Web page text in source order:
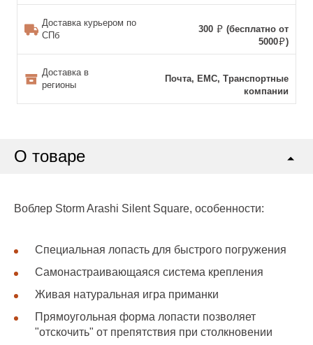
Доставка курьером по
СПб
300
(бесплатно от
5000
)
Доставка в
регионы
Почта, ЕМС, Транспортные
компании
О товаре
Воблер Storm Arashi Silent Square, особенности:
Специальная лопасть для быстрого погружения
Самонастраивающаяся система крепления
Живая натуральная игра приманки
Прямоугольная форма лопасти позволяет
"отскочить" от препятствия при столкновении